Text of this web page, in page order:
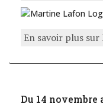
En savoir plus
Du 14 novembre